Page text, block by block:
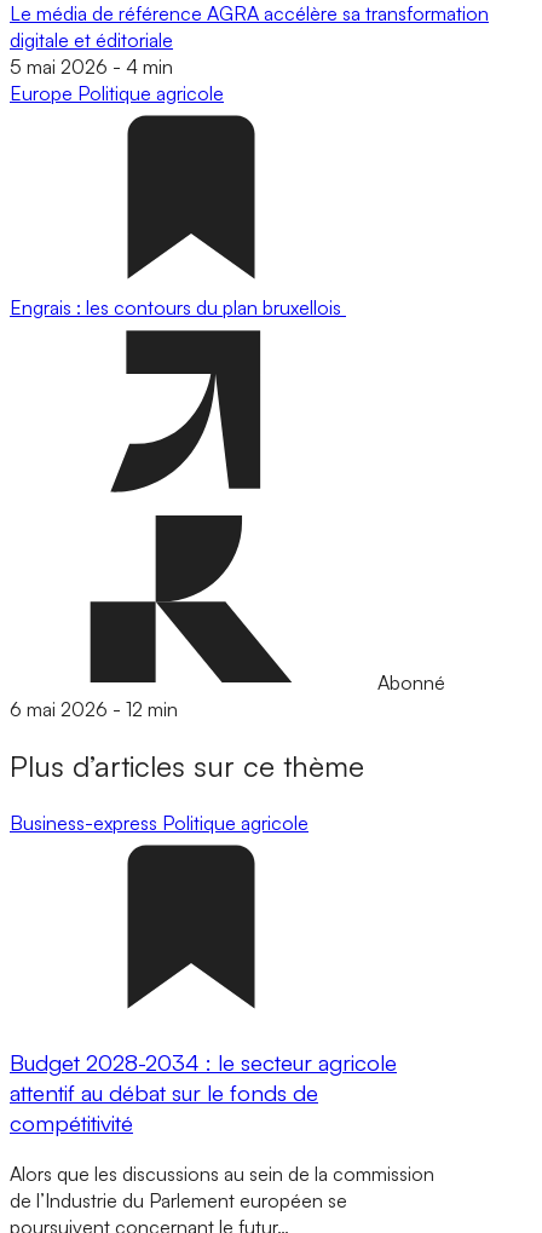
Le média de référence AGRA accélère sa transformation
digitale et éditoriale
5 mai 2026 - 4 min
Europe Politique agricole
Engrais : les contours du plan bruxellois
Abonné
6 mai 2026 - 12 min
Plus d’articles sur ce thème
Business-express Politique agricole
Budget 2028-2034 : le secteur agricole
attentif au débat sur le fonds de
compétitivité
Alors que les discussions au sein de la commission
de l’Industrie du Parlement européen se
poursuivent concernant le futur…